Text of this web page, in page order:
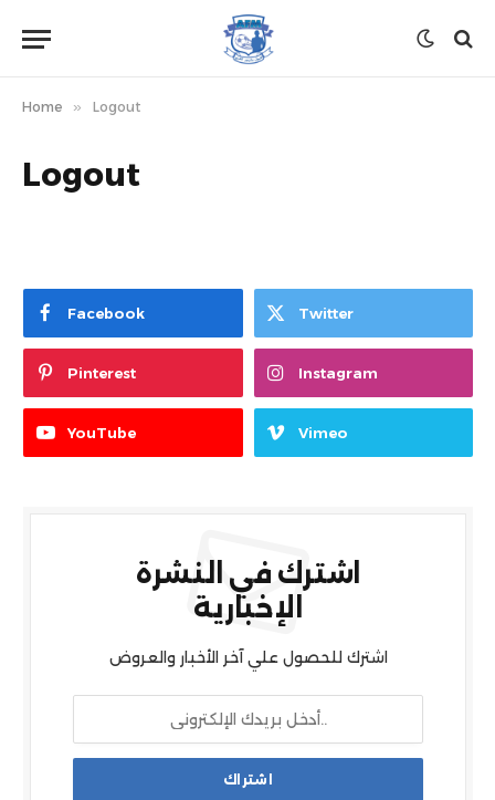
Home » Logout
Logout
Facebook Twitter
Pinterest Instagram
YouTube Vimeo
اشترك في النشرة
الإخبارية
اشترك للحصول علي آخر الأخبار والعروض